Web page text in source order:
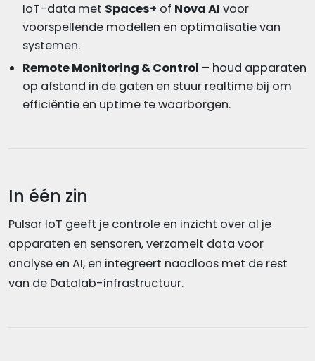
IoT-data met Spaces+ of Nova AI voor
voorspellende modellen en optimalisatie van
systemen.
Remote Monitoring & Control – houd apparaten
op afstand in de gaten en stuur realtime bij om
efficiëntie en uptime te waarborgen.
In één zin
Pulsar IoT geeft je controle en inzicht over al je
apparaten en sensoren, verzamelt data voor
analyse en AI, en integreert naadloos met de rest
van de Datalab-infrastructuur.